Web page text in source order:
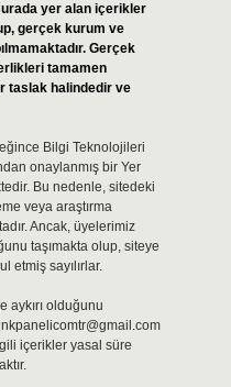
yer alan içerikler
gerçek kurum ve
Gerçek
tamamen
taslak halindedir ve
Bilgi Teknolojileri
onaylanmış bir Yer
Bu nedenle, sitedeki
veya araştırma
Ancak, üyelerimiz
taşımakta olup, siteye
etmiş sayılırlar.
aykırı olduğunu
içerikler yasal süre